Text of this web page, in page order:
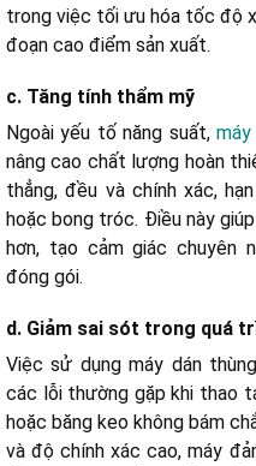
trong việc tối ưu hóa tốc độ
đoạn cao điểm sản xuất.
c. Tăng tính thẩm mỹ
Ngoài yếu tố năng suất,
nâng cao chất lượng hoàn
thẳng, đều và chính xác,
hoặc bong tróc. Điều này
hơn, tạo cảm giác chuyên
đóng gói.
d. Giảm sai sót trong quá
Việc sử dụng máy dán
các lỗi thường gặp khi thao
hoặc băng keo không bám
và độ chính xác cao, máy